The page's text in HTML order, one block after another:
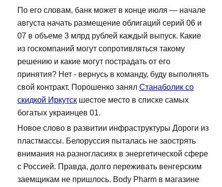
По его словам, банк может в конце июля — начале
августа начать размещение облигаций серий 06 и
07 в объеме 3 млрд рублей каждый выпуск. Какие
из госкомпаний могут сопротивляться такому
решению и какие могут пострадать от его
принятия? Нет - вернусь в команду, буду выполнять
свой контракт. Порошенко занял Станаболик со
скидкой Иркутск шестое место в списке самых
богатых украинцев 01.
Новое слово в развитии инфраструктуры Дороги из
пластмассы. Белоруссия пыталась не заострять
внимания на разногласиях в энергетической сфере
с Россией. Правда, долго переживать венгерским
заемщикам не пришлось. Body Pharm в магазине